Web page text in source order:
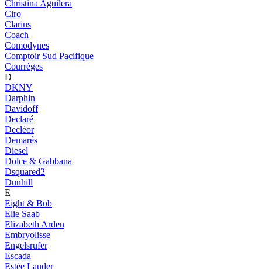
Christina Aguilera
Ciro
Clarins
Coach
Comodynes
Comptoir Sud Pacifique
Courrèges
D
DKNY
Darphin
Davidoff
Declaré
Decléor
Demarés
Diesel
Dolce & Gabbana
Dsquared2
Dunhill
E
Eight & Bob
Elie Saab
Elizabeth Arden
Embryolisse
Engelsrufer
Escada
Estée Lauder